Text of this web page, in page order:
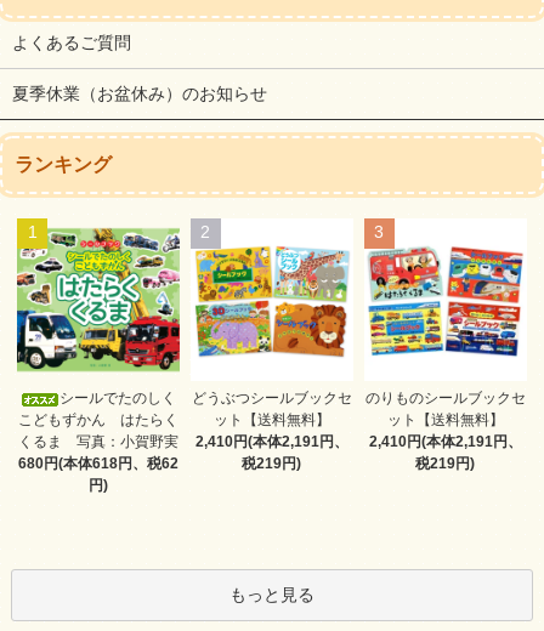
よくあるご質問
夏季休業（お盆休み）のお知らせ
ランキング
1
シールでたのしく
こどもずかん はたらく
くるま 写真：小賀野実
680円(本体618円、税62
円)
2
どうぶつシールブックセ
ット【送料無料】
2,410円(本体2,191円、
税219円)
3
のりものシールブックセ
ット【送料無料】
2,410円(本体2,191円、
税219円)
もっと見る